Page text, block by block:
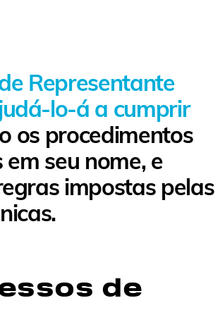
Representante
lo-á a cumprir
os procedimentos
seu nome, e
impostas pelas
de